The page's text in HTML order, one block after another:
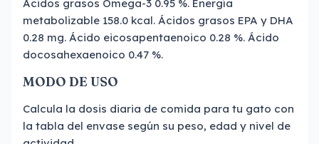
Ácidos grasos Omega-3 0.95 %. Energía
metabolizable 158.0 kcal. Ácidos grasos EPA y DHA
0.28 mg. Ácido eicosapentaenoico 0.28 %. Ácido
docosahexaenoico 0.47 %.
MODO DE USO
Calcula la dosis diaria de comida para tu gato con
la tabla del envase según su peso, edad y nivel de